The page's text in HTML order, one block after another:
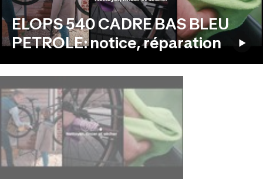
ELOPS 540 CADRE BAS BLEU
PETROLE: notice, réparation